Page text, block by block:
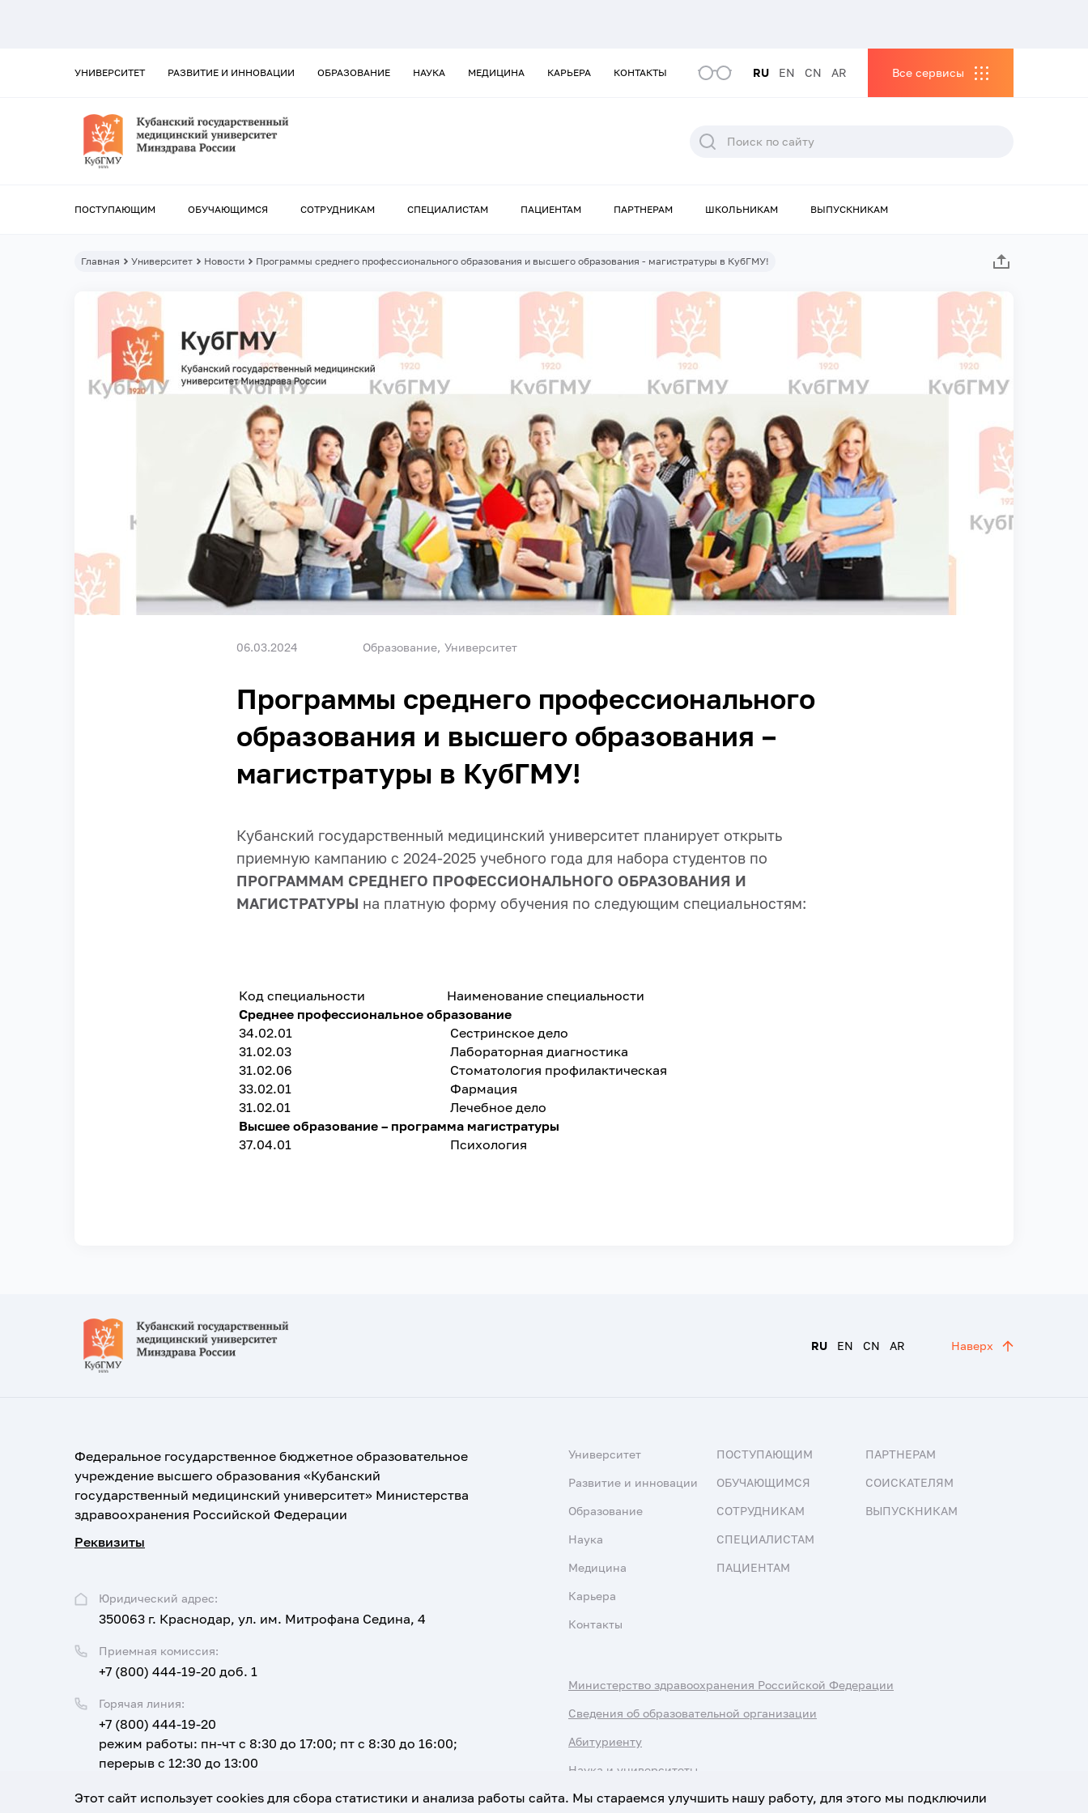
УНИВЕРСИТЕТ РАЗВИТИЕ И ИННОВАЦИИ ОБРАЗОВАНИЕ НАУКА МЕДИЦИНА КАРЬЕРА КОНТАКТЫ RU EN CN AR Все сервисы
ПОСТУПАЮЩИМ ОБУЧАЮЩИМСЯ СОТРУДНИКАМ СПЕЦИАЛИСТАМ ПАЦИЕНТАМ ПАРТНЕРАМ ШКОЛЬНИКАМ ВЫПУСКНИКАМ
Главная Университет Новости Программы среднего профессионального образования и высшего образования - магистратуры в КубГМУ!
06.03.2024 Образование Университет
Программы среднего профессионального
образования и высшего образования –
магистратуры в КубГМУ!
Кубанский государственный медицинский университет планирует открыть
приемную кампанию с 2024-2025 учебного года для набора студентов по
ПРОГРАММАМ СРЕДНЕГО ПРОФЕССИОНАЛЬНОГО ОБРАЗОВАНИЯ И
МАГИСТРАТУРЫ на платную форму обучения по следующим специальностям:
Код специальности
Наименование специальности
Среднее профессиональное образование
34.02.01
Сестринское дело
31.02.03
Лабораторная диагностика
31.02.06
Стоматология профилактическая
33.02.01
Фармация
31.02.01
Лечебное дело
Высшее образование – программа магистратуры
37.04.01
Психология
RU EN CN AR Наверх
Федеральное государственное бюджетное образовательное
учреждение высшего образования «Кубанский
государственный медицинский университет» Министерства
здравоохранения Российской Федерации
Реквизиты
Юридический адрес:
350063 г. Краснодар, ул. им. Митрофана Седина, 4
Приемная комиссия:
+7 (800) 444-19-20 доб. 1
Горячая линия:
+7 (800) 444-19-20
режим работы: пн-чт с 8:30 до 17:00; пт с 8:30 до 16:00;
перерыв с 12:30 до 13:00
Email:
Университет
Развитие и инновации
Образование
Наука
Медицина
Карьера
Контакты
ПОСТУПАЮЩИМ
ОБУЧАЮЩИМСЯ
СОТРУДНИКАМ
СПЕЦИАЛИСТАМ
ПАЦИЕНТАМ
ПАРТНЕРАМ
СОИСКАТЕЛЯМ
ВЫПУСКНИКАМ
Министерство здравоохранения Российской Федерации
Сведения об образовательной организации
Абитуриенту
Наука и университеты
Этот сайт использует cookies для сбора статистики и анализа работы сайта. Мы стараемся улучшить нашу работу, для этого мы подключили